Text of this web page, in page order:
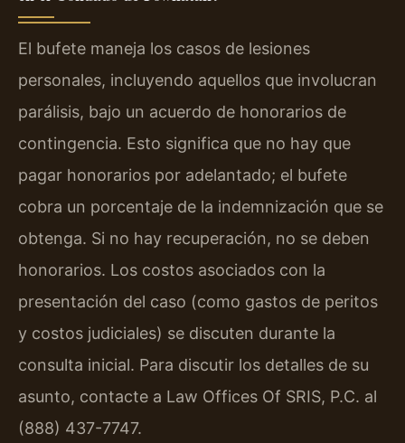
El bufete maneja los casos de lesiones
personales, incluyendo aquellos que involucran
parálisis, bajo un acuerdo de honorarios de
contingencia. Esto significa que no hay que
pagar honorarios por adelantado; el bufete
cobra un porcentaje de la indemnización que se
obtenga. Si no hay recuperación, no se deben
honorarios. Los costos asociados con la
presentación del caso (como gastos de peritos
y costos judiciales) se discuten durante la
consulta inicial. Para discutir los detalles de su
asunto, contacte a Law Offices Of SRIS, P.C. al
(888) 437-7747.